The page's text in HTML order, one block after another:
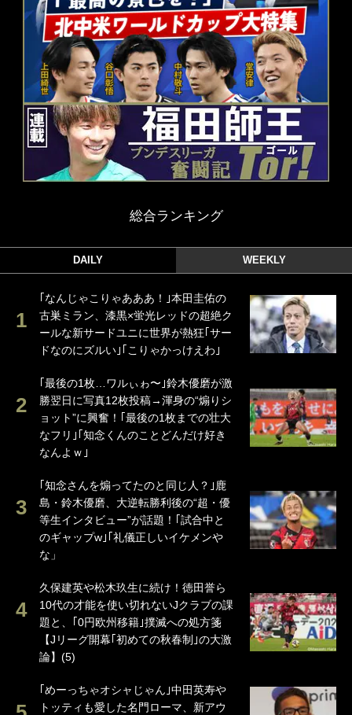
総合ランキング
DAILY WEEKLY
｢なんじゃこりゃあああ！｣本田圭佑の
古巣ミラン、漆黒×蛍光レッドの超絶ク
ールな新サードユニに世界が熱狂｢サー
ドなのにズルい｣｢こりゃかっけえわ｣
｢最後の1枚…ワルぃゎ〜｣鈴木優磨が激
勝翌日に写真12枚投稿→渾身の“煽りシ
ョット”に興奮！｢最後の1枚までの壮大
なフリ｣｢知念くんのことどんだけ好き
なんよｗ｣
｢知念さんを煽ってたのと同じ人？｣鹿
島・鈴木優磨、大逆転勝利後の“超・優
等生インタビュー”が話題！｢試合中と
のギャップw｣｢礼儀正しいイケメンや
な」
久保建英や松木玖生に続け！徳田誉ら
10代の才能を使い切れないJクラブの課
題と、｢0円欧州移籍｣撲滅への処方箋
【Jリーグ開幕｢初めての秋春制｣の大激
論】(5)
｢めーっちゃオシャじゃん｣中田英寿や
トッティも愛した名門ローマ、新アウ